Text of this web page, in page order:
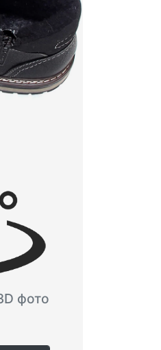
фото